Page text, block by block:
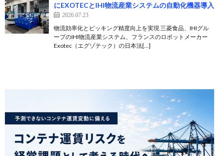
にEXOTECとIHI物流産業システムの自動化機器導入
2026.07.23
物流効率化とピッキング精度向上を実現 三菱食品、IHIグル
ープのIHI物流産業システム、フランスのロボットメーカー
Exotec（エグゾテック）の日本法[…]